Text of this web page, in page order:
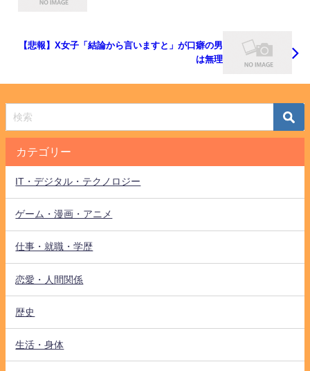
【悲報】X女子「結論から言いますと」が口癖の男
は無理
カテゴリー
IT・デジタル・テクノロジー
ゲーム・漫画・アニメ
仕事・就職・学歴
恋愛・人間関係
歴史
生活・身体